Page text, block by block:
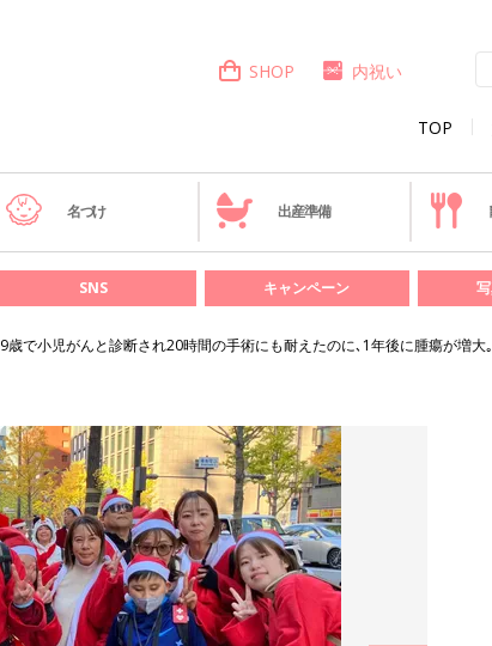
TOP
SHOP 内祝い
名づけ 出産準備
SNS キャンペーン
9歳で小児がんと診断され20時間の手術にも耐えたのに､1年後に腫瘍が増大